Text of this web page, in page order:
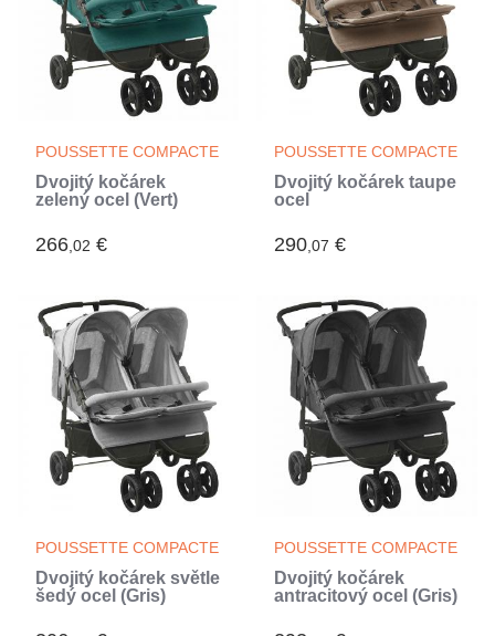
POUSSETTE COMPACTE
Dvojitý kočárek
zelený ocel (Vert)
266,02 €
POUSSETTE COMPACTE
Dvojitý kočárek taupe
ocel
290,07 €
POUSSETTE COMPACTE
Dvojitý kočárek světle
šedý ocel (Gris)
POUSSETTE COMPACTE
Dvojitý kočárek
antracitový ocel (Gris)